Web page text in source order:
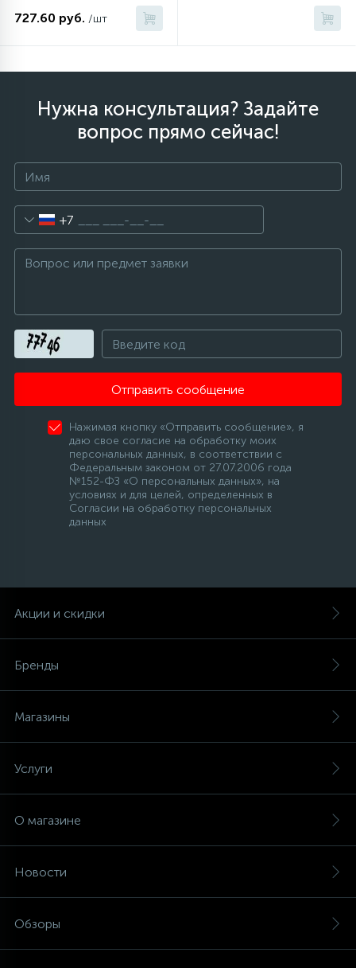
727.60 руб. /шт
Нужна консультация? Задайте
вопрос прямо сейчас!
+7
Отправить сообщение
Нажимая кнопку «Отправить сообщение», я
даю свое согласие на обработку моих
персональных данных, в соответствии с
Федеральным законом от 27.07.2006 года
№152-ФЗ «О персональных данных», на
условиях и для целей, определенных в
Согласии на обработку персональных
данных
Акции и скидки
Бренды
Магазины
Услуги
О магазине
Новости
Обзоры